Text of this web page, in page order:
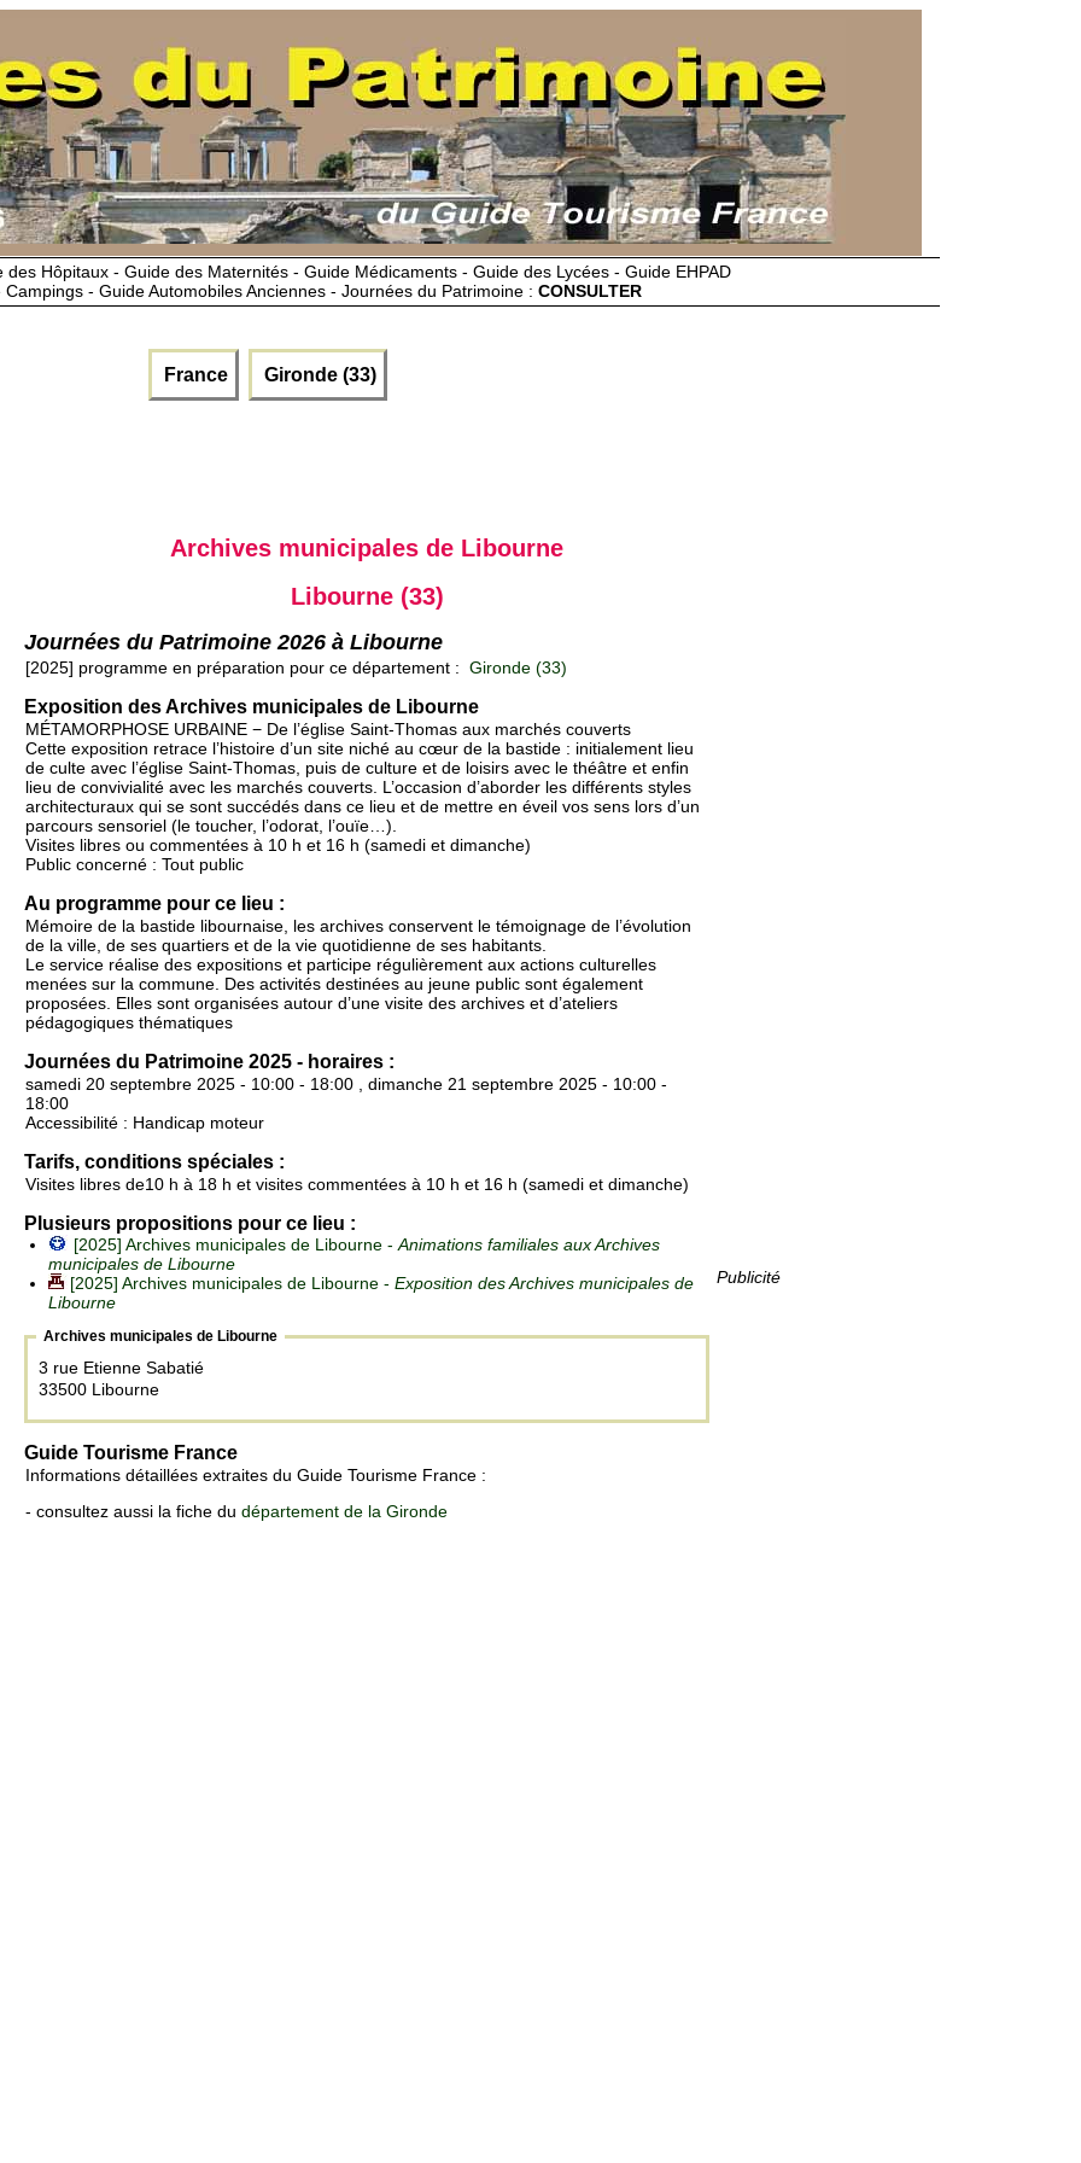
Hôpitaux - Guide des Maternités - Guide Médicaments - Guide des Lycées - Guide EHPAD
- Guide Automobiles Anciennes - Journées du Patrimoine : CONSULTER
France Gironde (33)
Publicité
Archives municipales de Libourne
Libourne (33)
Journées du Patrimoine 2026 à Libourne
[2025] programme en préparation pour ce département : Gironde (33)
Exposition des Archives municipales de Libourne
MÉTAMORPHOSE URBAINE − De l’église Saint-Thomas aux marchés couverts
Cette exposition retrace l’histoire d’un site niché au cœur de la bastide : initialement lieu
de culte avec l’église Saint-Thomas, puis de culture et de loisirs avec le théâtre et enfin
lieu de convivialité avec les marchés couverts. L’occasion d’aborder les différents styles
architecturaux qui se sont succédés dans ce lieu et de mettre en éveil vos sens lors d’un
parcours sensoriel (le toucher, l’odorat, l’ouïe…).
Visites libres ou commentées à 10 h et 16 h (samedi et dimanche)
Public concerné : Tout public
Au programme pour ce lieu :
Mémoire de la bastide libournaise, les archives conservent le témoignage de l’évolution
de la ville, de ses quartiers et de la vie quotidienne de ses habitants.
Le service réalise des expositions et participe régulièrement aux actions culturelles
menées sur la commune. Des activités destinées au jeune public sont également
proposées. Elles sont organisées autour d’une visite des archives et d’ateliers
pédagogiques thématiques
Journées du Patrimoine 2025 - horaires :
samedi 20 septembre 2025 - 10:00 - 18:00 , dimanche 21 septembre 2025 - 10:00 -
18:00
Accessibilité : Handicap moteur
Tarifs, conditions spéciales :
Visites libres de10 h à 18 h et visites commentées à 10 h et 16 h (samedi et dimanche)
Plusieurs propositions pour ce lieu :
[2025] Archives municipales de Libourne -Animations familiales aux Archives
municipales de Libourne
[2025] Archives municipales de Libourne - Exposition des Archives municipales de
Libourne
Archives municipales de Libourne
3 rue Etienne Sabatié
33500 Libourne
Guide Tourisme France
Informations détaillées extraites du Guide Tourisme France :
- consultez aussi la fiche du département de la Gironde